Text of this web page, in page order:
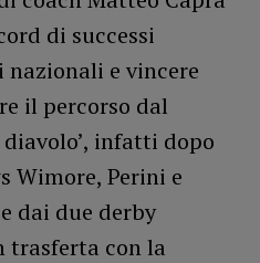
di successi
e vincere
il percorso dal
infatti dopo
Wimore, Perini e
dai due derby
con la